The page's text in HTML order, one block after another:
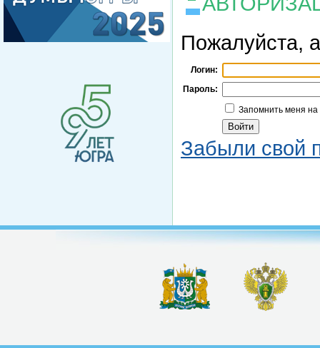
Пожалуйста,
Логин:
Пароль:
Запомнить меня
Забыли свой